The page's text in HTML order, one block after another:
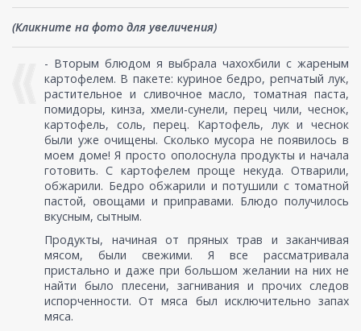
(Кликните на фото для увеличения)
- Вторым блюдом я выбрала чахохбили с жареным
картофелем. В пакете: куриное бедро, репчатый лук,
растительное и сливочное масло, томатная паста,
помидоры, кинза, хмели-сунели, перец чили, чеснок,
картофель, соль, перец. Картофель, лук и чеснок
были уже очищены. Сколько мусора не появилось в
моем доме! Я просто ополоснула продукты и начала
готовить. С картофелем проще некуда. Отварили,
обжарили. Бедро обжарили и потушили с томатной
пастой, овощами и приправами. Блюдо получилось
вкусным, сытным.
Продукты, начиная от пряных трав и заканчивая
мясом, были свежими. Я все рассматривала
пристально и даже при большом желании на них не
найти было плесени, загнивания и прочих следов
испорченности. От мяса был исключительно запах
мяса.